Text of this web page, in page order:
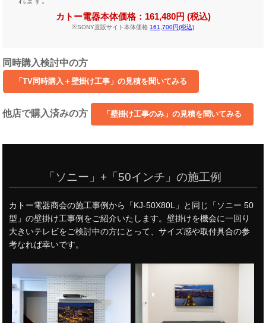
カトー電器本体価格：161,480円 (税込)
※SONY直販サイト本体価格 161,700円(税込)
同時購入検討中の方
他店で購入済みの方
「ソニー」+「50インチ」の施工例
カトー電器商会の施工事例から「KJ-50X80L」と同じ「ソニー 50
型」の壁掛け工事例をご紹介いたします。壁掛けを機会に一回り
大きいテレビをご検討中の方にとって、サイズ感や取付具合の参
考なれば幸いです。